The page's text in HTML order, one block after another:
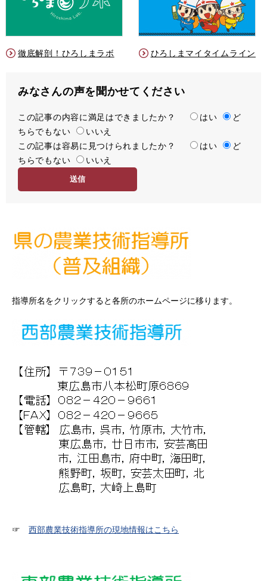
徹底解剖！ひろしまラボ ひろしまマイタイムライン
みなさんの声を聞かせてください
満
足
度
この記事の内容に満足はできましたか？ はい
ど
ちらでもない
いいえ
容
易
この記事は容易に見つけられましたか？ はい
ど
ちらでもない
いいえ
指導所名をクリックすると各所のホームページに移ります。
☞ 西部農業技術指導所の現地情報はこちら